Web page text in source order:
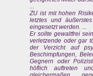
...
ZU ist mit hohen
letztes und
eingesetzt werden. ...
Er sollte gewaltfrei
verletzende oder gar
der Verzicht auf
Beschimpfungen,
Gegnern oder
höflich auftreten